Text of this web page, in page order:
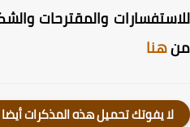
والمقترحات
هنا
لا يفوتك تحميل هذه المذكرات أيضا